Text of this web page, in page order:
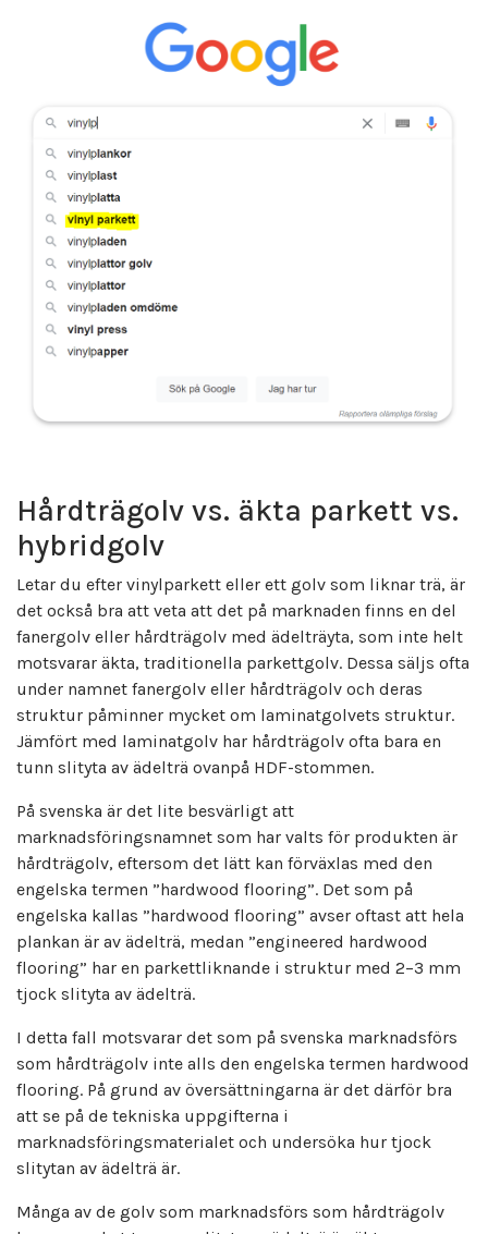
Hårdträgolv vs. äkta parkett vs.
hybridgolv
Letar du efter vinylparkett eller ett golv som liknar trä, är
det också bra att veta att det på marknaden finns en del
fanergolv eller hårdträgolv med ädelträyta, som inte helt
motsvarar äkta, traditionella parkettgolv. Dessa säljs ofta
under namnet fanergolv eller hårdträgolv och deras
struktur påminner mycket om laminatgolvets struktur.
Jämfört med laminatgolv har hårdträgolv ofta bara en
tunn slityta av ädelträ ovanpå HDF-stommen.
På svenska är det lite besvärligt att
marknadsföringsnamnet som har valts för produkten är
hårdträgolv, eftersom det lätt kan förväxlas med den
engelska termen ”hardwood flooring”. Det som på
engelska kallas ”hardwood flooring” avser oftast att hela
plankan är av ädelträ, medan ”engineered hardwood
flooring” har en parkettliknande i struktur med 2–3 mm
tjock slityta av ädelträ.
I detta fall motsvarar det som på svenska marknadsförs
som hårdträgolv inte alls den engelska termen hardwood
flooring. På grund av översättningarna är det därför bra
att se på de tekniska uppgifterna i
marknadsföringsmaterialet och undersöka hur tjock
slitytan av ädelträ är.
Många av de golv som marknadsförs som hårdträgolv